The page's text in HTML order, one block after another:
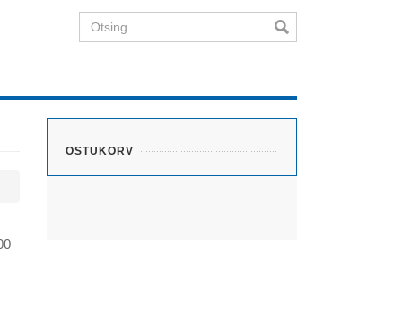
Otsing
OSTUKORV